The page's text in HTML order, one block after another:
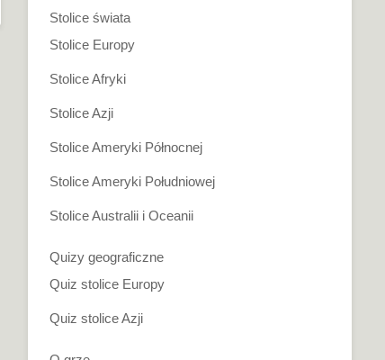
Stolice świata
Stolice Europy
Stolice Afryki
Stolice Azji
Stolice Ameryki Północnej
Stolice Ameryki Południowej
Stolice Australii i Oceanii
Quizy geograficzne
Quiz stolice Europy
Quiz stolice Azji